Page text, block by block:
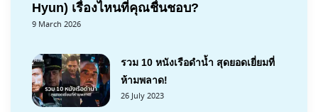
Hyun) เรื่องไหนที่คุณชื่นชอบ?
9 March 2026
รวม 10 หนังเรือดำน้ำ สุดยอดเยี่ยมที่
ห้ามพลาด!
26 July 2023